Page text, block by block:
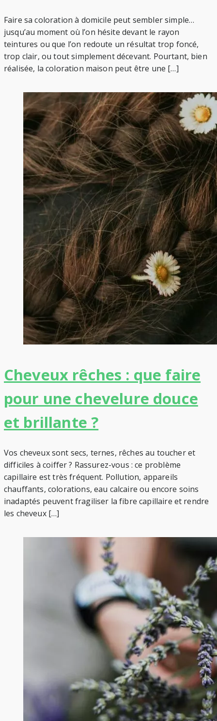
Faire sa coloration à domicile peut sembler simple…
jusqu’au moment où l’on hésite devant le rayon
teintures ou que l’on redoute un résultat trop foncé,
trop clair, ou tout simplement décevant. Pourtant, bien
réalisée, la coloration maison peut être une […]
Cheveux rêches : que faire
pour une chevelure douce
et brillante ?
Vos cheveux sont secs, ternes, rêches au toucher et
difficiles à coiffer ? Rassurez-vous : ce problème
capillaire est très fréquent. Pollution, appareils
chauffants, colorations, eau calcaire ou encore soins
inadaptés peuvent fragiliser la fibre capillaire et rendre
les cheveux […]